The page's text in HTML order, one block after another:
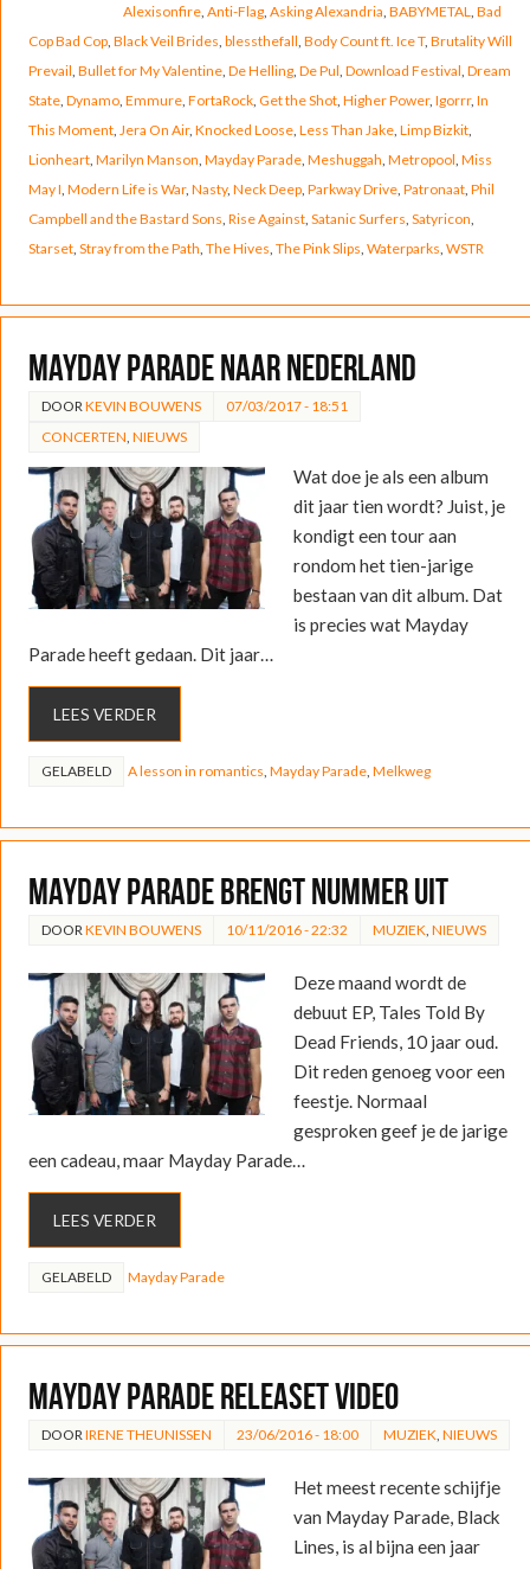
Alexisonfire, Anti-Flag, Asking Alexandria BABYMETAL Bad
Cop Bad Cop, Black Veil Brides blessthefall Body Count ft. Ice T, Brutality Will
Prevail Bullet for My Valentine, De Helling, De Pul Download Festival Dream
State, Dynamo, Emmure, FortaRock, Get the Shot, Higher Power, Igorrr, In
This Moment, Jera On Air, Knocked Loose, Less Than Jake, Limp Bizkit,
Lionheart, Marilyn Manson Mayday Parade, Meshuggah Metropool Miss
May I Modern Life is War, Nasty, Neck Deep, Parkway Drive, Patronaat, Phil
Campbell and the Bastard Sons Rise Against, Satanic Surfers Satyricon
Starset, Stray from the Path The Hives The Pink Slips Waterparks WSTR
Mayday Parade naar Nederland
DOOR KEVIN BOUWENS
07/03/2017 - 18:51
CONCERTEN NIEUWS
Wat doe je als een album
dit jaar tien wordt? Juist, je
kondigt een tour aan
rondom het tien-jarige
bestaan van dit album. Dat
is precies wat Mayday
Parade heeft gedaan. Dit jaar…
LEES VERDER
GELABELD A lesson in romantics Mayday Parade, Melkweg
Mayday Parade brengt nummer uit
DOOR KEVIN BOUWENS 10/11/2016 - 22:32 MUZIEK NIEUWS
Deze maand wordt de
debuut EP, Tales Told By
Dead Friends, 10 jaar oud.
Dit reden genoeg voor een
feestje. Normaal
gesproken geef je de jarige
een cadeau, maar Mayday Parade…
LEES VERDER
GELABELD Mayday Parade
Mayday Parade releaset video
DOOR IRENE THEUNISSEN 23/06/2016 - 18:00 MUZIEK NIEUWS
Het meest recente schijfje
van Mayday Parade, Black
Lines, is al bijna een jaar